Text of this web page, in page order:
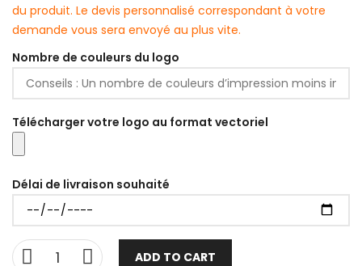
du produit. Le devis personnalisé correspondant à votre
demande vous sera envoyé au plus vite.
Nombre de couleurs du logo
Télécharger votre logo au format vectoriel
Délai de livraison souhaité
ADD TO CART